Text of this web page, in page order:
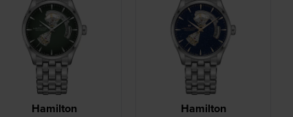
Hamilton Hamilton